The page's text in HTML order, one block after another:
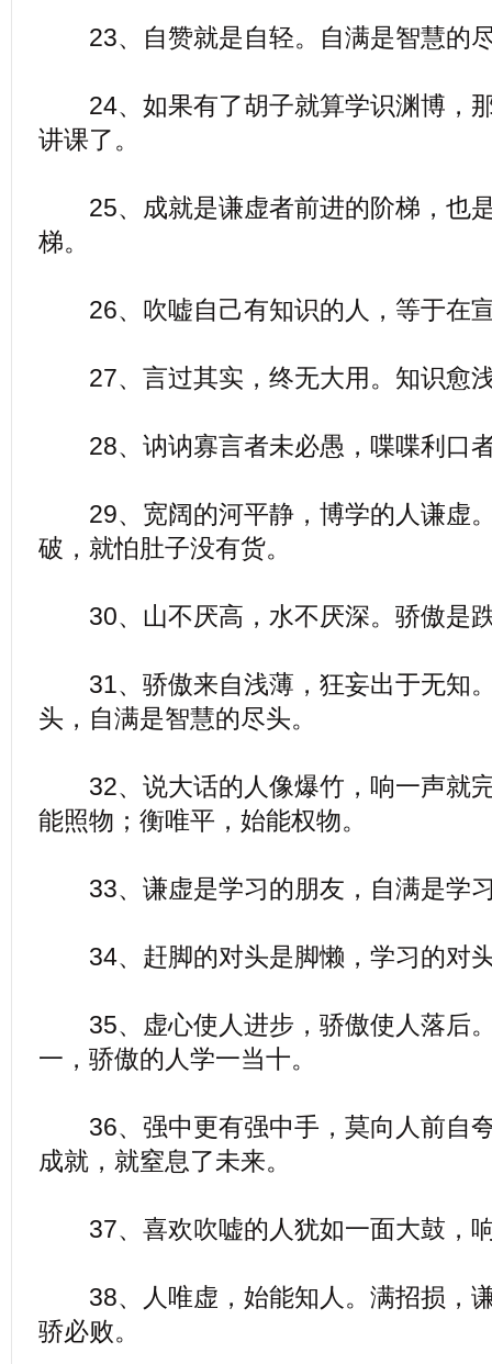
23、自赞就是自轻。自满是智慧的
24、如果有了胡子就算学识渊博，
讲课了。
25、成就是谦虚者前进的阶梯，也
梯。
26、吹嘘自己有知识的人，等于在
27、言过其实，终无大用。知识愈
28、讷讷寡言者未必愚，喋喋利口
29、宽阔的河平静，博学的人谦虚
破，就怕肚子没有货。
30、山不厌高，水不厌深。骄傲是
31、骄傲来自浅薄，狂妄出于无知
头，自满是智慧的尽头。
32、说大话的人像爆竹，响一声就
能照物；衡唯平，始能权物。
33、谦虚是学习的朋友，自满是学
34、赶脚的对头是脚懒，学习的对
35、虚心使人进步，骄傲使人落后
一，骄傲的人学一当十。
36、强中更有强中手，莫向人前自
成就，就窒息了未来。
37、喜欢吹嘘的人犹如一面大鼓，
38、人唯虚，始能知人。满招损，
骄必败。